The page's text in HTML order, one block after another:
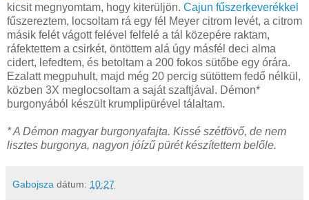
kicsit megnyomtam, hogy kiterüljön. Cajun fűszerkeverékkel
fűszereztem, locsoltam rá egy fél Meyer citrom levét, a citrom
másik felét vágott felével felfelé a tál közepére raktam,
ráfektettem a csirkét, öntöttem alá úgy másfél deci alma
cidert, lefedtem, és betoltam a 200 fokos sütőbe egy órára.
Ezalatt megpuhult, majd még 20 percig sütöttem fedő nélkül,
közben 3X meglocsoltam a saját szaftjával. Démon*
burgonyából készült krumplipürével tálaltam.
* A Démon magyar burgonyafajta. Kissé szétfövő, de nem
lisztes burgonya, nagyon jóízű pürét készítettem belőle.
Gabojsza dátum: 10:27